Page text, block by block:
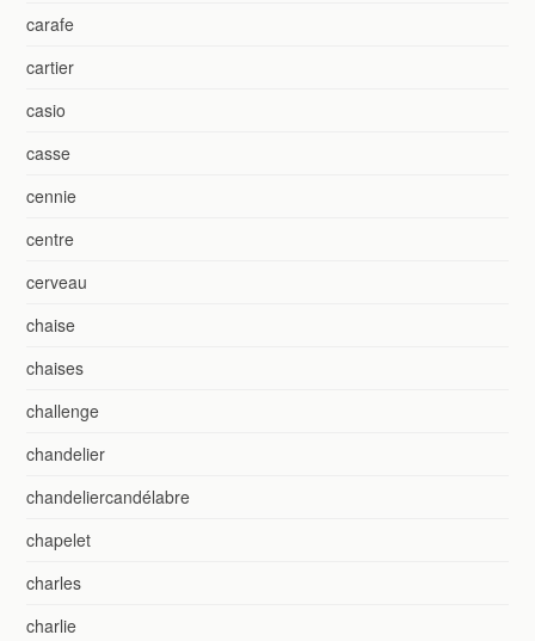
carafe
cartier
casio
casse
cennie
centre
cerveau
chaise
chaises
challenge
chandelier
chandeliercandélabre
chapelet
charles
charlie